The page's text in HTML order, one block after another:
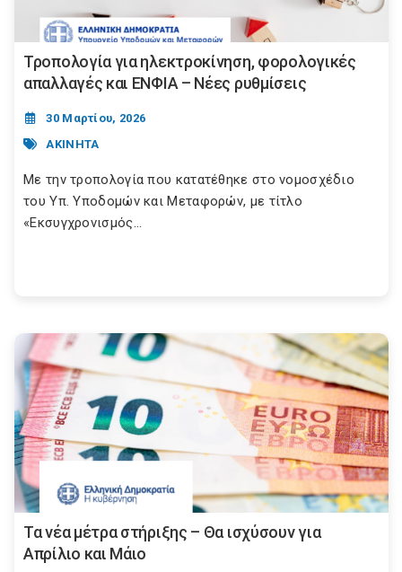
Τροπολογία για ηλεκτροκίνηση, φορολογικές
απαλλαγές και ΕΝΦΙΑ – Νέες ρυθμίσεις
30 Μαρτίου, 2026
ΑΚΙΝΗΤΑ
Με την τροπολογία που κατατέθηκε στο νομοσχέδιο
του Υπ. Υποδομών και Μεταφορών, με τίτλο
«Εκσυγχρονισμός...
Τα νέα μέτρα στήριξης – Θα ισχύσουν για
Απρίλιο και Μάιο